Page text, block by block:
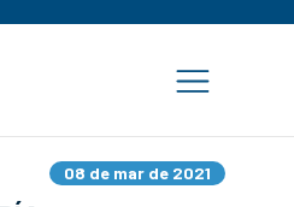
08 de mar de 2021